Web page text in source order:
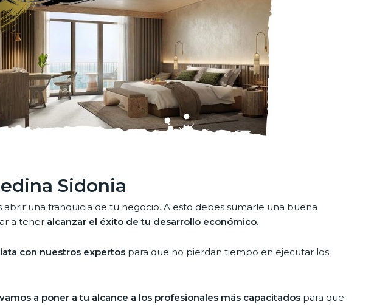
Sidonia
una franquicia de tu negocio. A esto debes sumarle una buena
a tener alcanzar el éxito de tu desarrollo económico.
con nuestros expertos para que no pierdan tiempo en ejecutar los
vamos a poner a tu alcance a los profesionales más capacitados para que